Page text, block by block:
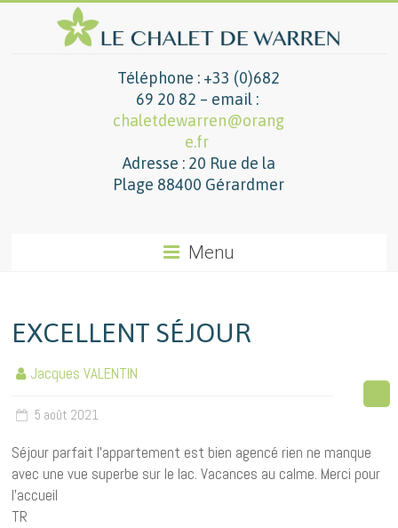
Téléphone : +33 (0)682
69 20 82 – email :
chaletdewarren@orang
e.fr
Adresse : 20 Rue de la
Plage 88400 Gérardmer
Menu
EXCELLENT SÉJOUR
Jacques VALENTIN
5 août 2021
Séjour parfait l’appartement est bien agencé rien ne manque
avec une vue superbe sur le lac. Vacances au calme. Merci pour
l’accueil
TR